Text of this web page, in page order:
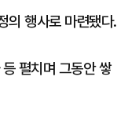
의 행사로 마련됐다.
펼치며 그동안 쌓